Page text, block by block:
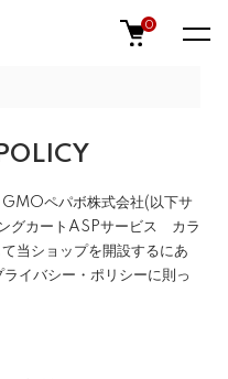
0
GMOペパボ株式会社(以下サ
グカートASPサービス カラ
当ショップを開設するにあ
ライバシー・ポリシーに則っ